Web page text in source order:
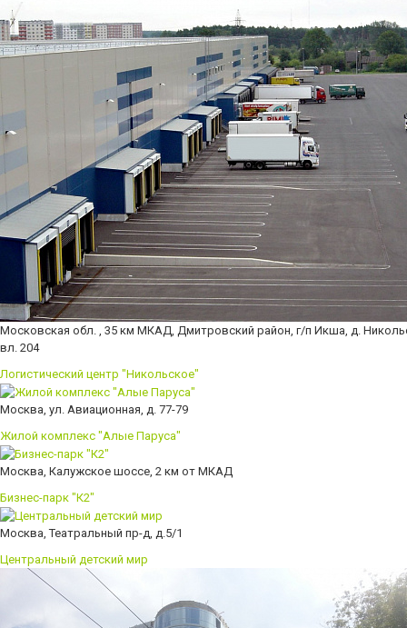
Московская обл. , 35 км МКАД, Дмитровский район, г/п Икша, д.
вл. 204
Логистический центр "Никольское"
Москва, ул. Авиационная, д. 77-79
Жилой комплекс "Алые Паруса"
Москва, Калужское шоссе, 2 км от МКАД
Бизнес-парк "К2"
Москва, Театральный пр-д, д.5/1
Центральный детский мир